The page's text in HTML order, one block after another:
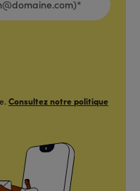
Consultez notre politique